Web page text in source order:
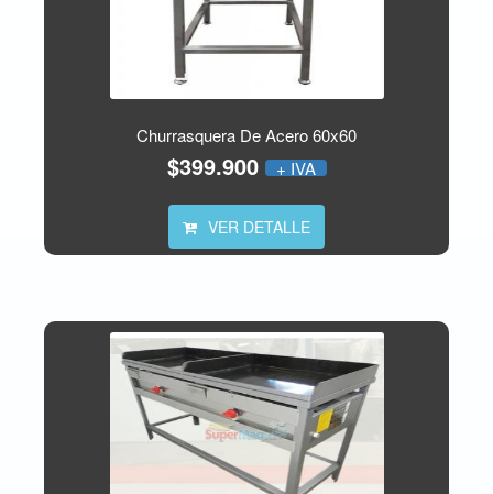
Churrasquera De Acero 60x60
$399.900 + IVA
VER DETALLE